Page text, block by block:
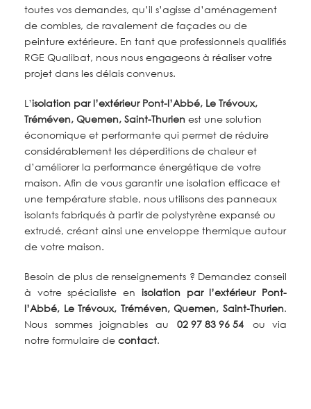
toutes vos demandes, qu’il s’agisse d’aménagement
de combles, de ravalement de façades ou de
peinture extérieure. En tant que professionnels qualifiés
RGE Qualibat, nous nous engageons à réaliser votre
projet dans les délais convenus.
L’isolation par l’extérieurPont-l’Abbé, Le Trévoux,
Tréméven, Quemen, Saint-Thurien est une solution
économique et performante qui permet de réduire
considérablement les déperditions de chaleur et
d’améliorer la performance énergétique de votre
maison. Afin de vous garantir une isolation efficace et
une température stable, nous utilisons des panneaux
isolants fabriqués à partir de polystyrène expansé ou
extrudé, créant ainsi une enveloppe thermique autour
de votre maison.
Besoin de plus de renseignements ? Demandez conseil
à votre spécialiste en isolation par l’extérieur Pont-
l’Abbé, Le Trévoux, Tréméven, Quemen, Saint-Thurien.
Nous sommes joignables au
02 97 83 96 54
ou via
notre formulaire de contact.